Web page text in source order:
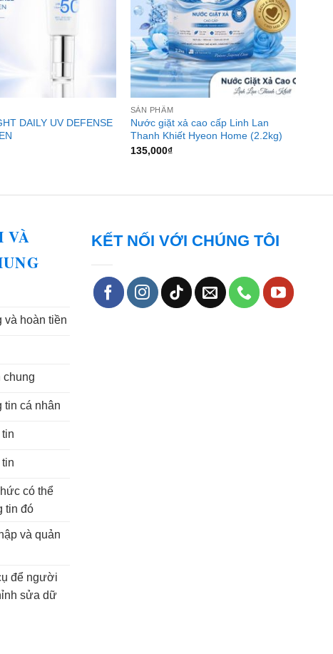
DAILY UV DEFENSE
SẢN PHẨM
Nước giặt xả cao cấp Linh Lan
Thanh Khiết Hyeon Home (2.2kg)
135,000₫
VÀ
và hoàn tiền
chung
tin cá nhân
có thể
tin đó
và quản
để người
sửa dữ
KẾT NỐI VỚI CHÚNG TÔI